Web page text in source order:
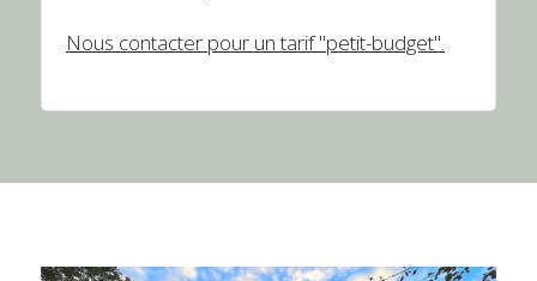
Nous contacter pour un tarif "petit-budget".